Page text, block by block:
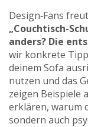
Design‑Fans
„Couchtisch-
anders? Die
wir konkrete
deinem Sofa
nutzen und das
zeigen Beispiele
erklären, warum
sondern auch